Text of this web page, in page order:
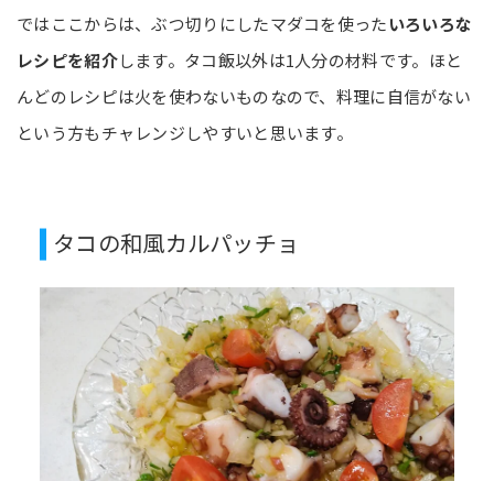
ではここからは、ぶつ切りにしたマダコを使ったいろいろな
レシピを紹介します。タコ飯以外は1人分の材料です。ほと
んどのレシピは火を使わないものなので、料理に自信がない
という方もチャレンジしやすいと思います。
タコの和風カルパッチョ